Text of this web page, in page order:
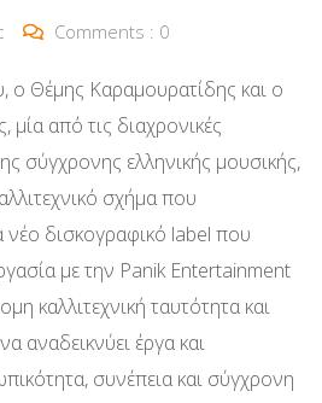
Comments : 0
Θέμης Καραμουρατίδης και ο
μία από τις διαχρονικές
σύγχρονης ελληνικής μουσικής,
σχήμα που
νέο δισκογραφικό label που
με την Panik Entertainment
καλλιτεχνική ταυτότητα και
αναδεικνύει έργα και
συνέπεια και σύγχρονη